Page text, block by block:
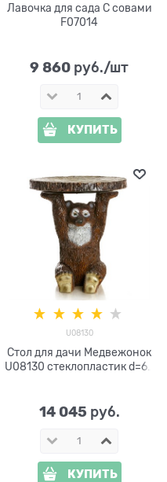
Лавочка для сада С совами
F07014
9 860 руб./шт
КУПИТЬ
U08130
Стол для дачи Медвежонок
U08130 стеклопластик d=60
14 045 руб.
КУПИТЬ